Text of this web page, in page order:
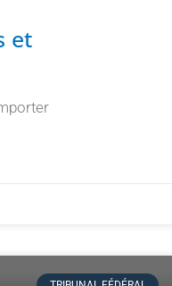
et